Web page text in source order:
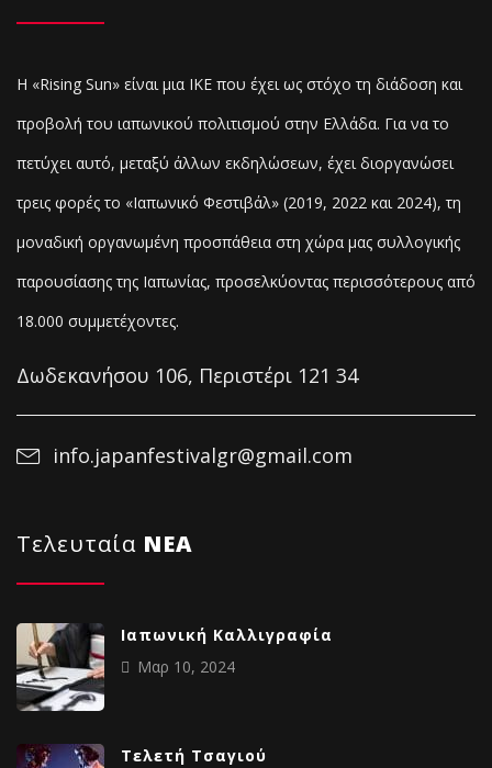
Η «Rising Sun» είναι μια ΙΚΕ που έχει ως στόχο τη διάδοση και
προβολή του ιαπωνικού πολιτισμού στην Ελλάδα. Για να το
πετύχει αυτό, μεταξύ άλλων εκδηλώσεων, έχει διοργανώσει
τρεις φορές το «Ιαπωνικό Φεστιβάλ» (2019, 2022 και 2024), τη
μοναδική οργανωμένη προσπάθεια στη χώρα μας συλλογικής
παρουσίασης της Ιαπωνίας, προσελκύοντας περισσότερους από
18.000 συμμετέχοντες.
Δωδεκανήσου 106, Περιστέρι 121 34
info.japanfestivalgr@gmail.com
Τελευταία NΕΑ
Ιαπωνική Καλλιγραφία
Μαρ 10, 2024
Tελετή Τσαγιού